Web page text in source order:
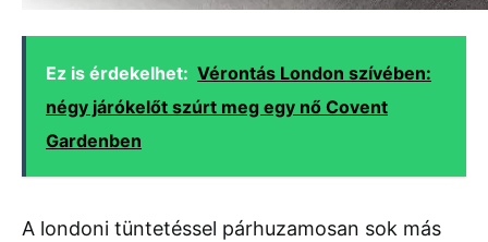
Ez is érdekelhet: Vérontás London szívében:
négy járókelőt szúrt meg egy nő Covent
Gardenben
A londoni tüntetéssel párhuzamosan sok más